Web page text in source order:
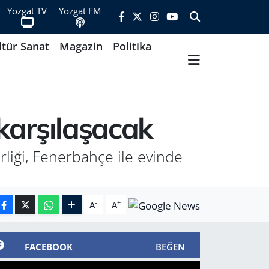
Yozgat TV Yozgat FM
Sanat Magazin
Politika
Fenerbahçe ile evinde
A- A+
FACEBOOK BEĞEN